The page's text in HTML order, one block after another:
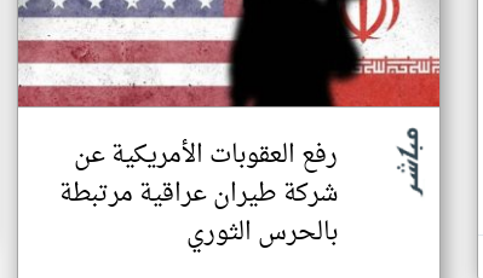
رفع العقوبات الأمريكية عن
شركة طيران عراقية مرتبطة
بالحرس الثوري